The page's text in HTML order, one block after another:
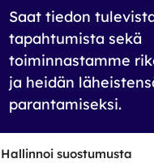
Hallinnoi suostumusta
Saat tiedon
tapahtumista sekä
toiminnastamme
ja heidän
parantamiseksi.
Tilaa